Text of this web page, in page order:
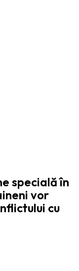
specială în
vor
cu